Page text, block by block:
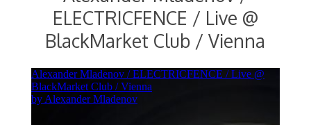
ELECTRICFENCE / Live @
BlackMarket Club / Vienna